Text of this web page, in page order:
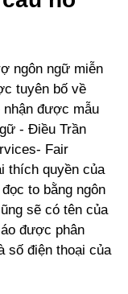
ngôn ngữ miễn
tuyên bố về
nhận được mẫu
- Điều Trần
Fair
thích quyền của
to bằng ngôn
sẽ có tên của
được phân
số điện thoại của